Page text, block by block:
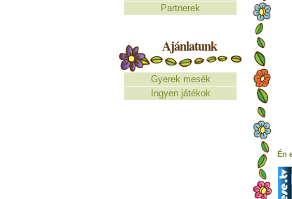
Partnerek
Ajánlatunk
Gyerek mesék
Ingyen játékok
Én